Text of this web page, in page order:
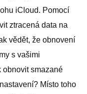
iCloud. Pomocí
ztracená data na
vědět, že obnovení
s vašimi
obnovit smazané
Místo toho